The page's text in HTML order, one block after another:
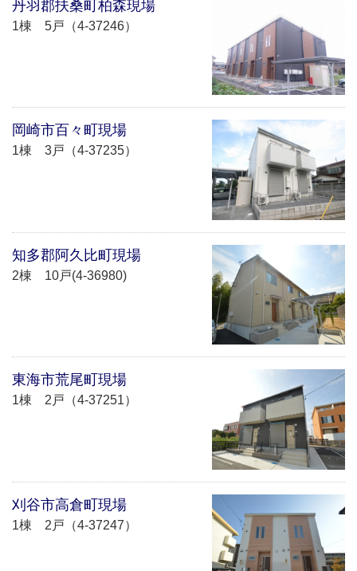
丹羽郡扶桑町柏森現場
1棟 5戸（4-37246）
岡崎市百々町現場
1棟 3戸（4-37235）
知多郡阿久比町現場
2棟 10戸(4-36980)
東海市荒尾町現場
1棟 2戸（4-37251）
刈谷市高倉町現場
1棟 2戸（4-37247）